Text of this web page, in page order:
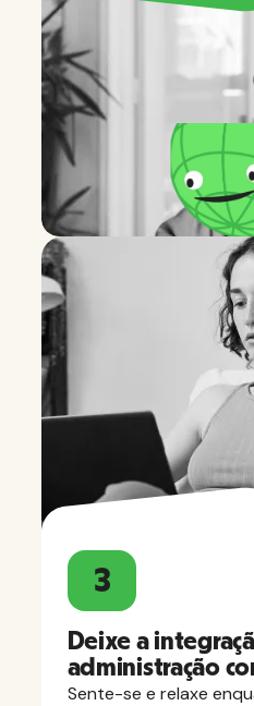
3
Deixe a
administração
Sente-se e relaxe